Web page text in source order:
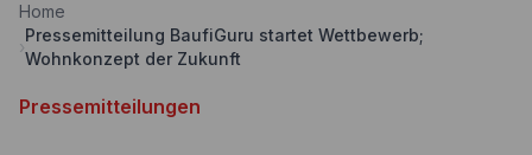
Nebenkostenrechner
Volltilgungsrechner
Annuitätenrechner
Wettbewerbe
Home
›
Pressemitteilung BaufiGuru startet Wettbewerb;
Wohnkonzept der Zukunft
Pressemitteilungen